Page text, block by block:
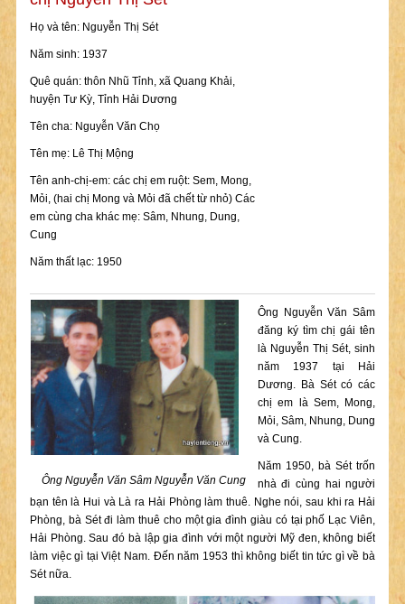
Họ và tên: Nguyễn Thị Sét
Năm sinh: 1937
Quê quán: thôn Nhũ Tỉnh, xã Quang Khải,
huyện Tư Kỳ, Tỉnh Hải Dương
Tên cha: Nguyễn Văn Chọ
Tên mẹ: Lê Thị Mộng
Tên anh-chị-em: các chị em ruột: Sem, Mong,
Mỏi, (hai chị Mong và Mỏi đã chết từ nhỏ) Các
em cùng cha khác mẹ: Sâm, Nhung, Dung,
Cung
Năm thất lạc: 1950
Ông Nguyễn Văn Sâm Nguyễn Văn Cung
Ông Nguyễn Văn Sâm
đăng ký tìm chị gái tên
là Nguyễn Thị Sét, sinh
năm 1937 tại Hải
Dương. Bà Sét có các
chị em là Sem, Mong,
Mỏi, Sâm, Nhung, Dung
và Cung.
Năm 1950, bà Sét trốn
nhà đi cùng hai người
bạn tên là Hui và Là ra Hải Phòng làm thuê. Nghe nói, sau khi ra Hải
Phòng, bà Sét đi làm thuê cho một gia đình giàu có tại phố Lạc Viên,
Hải Phòng. Sau đó bà lập gia đình với một người Mỹ đen, không biết
làm việc gì tại Việt Nam. Đến năm 1953 thì không biết tin tức gì về bà
Sét nữa.